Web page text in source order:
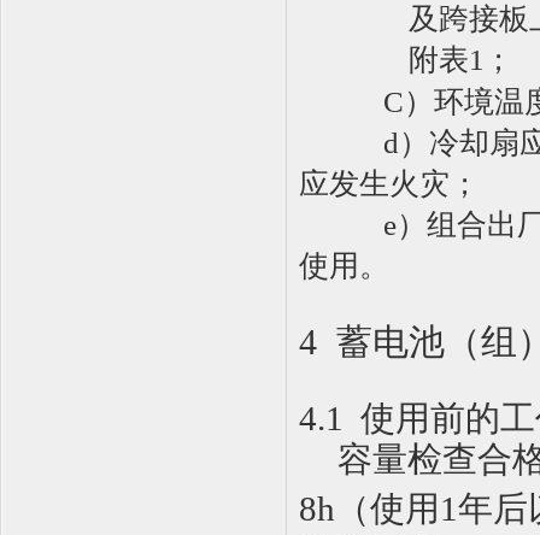
及跨接板
附表1；
C）环境温
d）冷却扇
应发生火灾；
e）组合出
使用 。
4 蓄电池（组
4.1 使用前的
容量检查合
8h （使用 1年后